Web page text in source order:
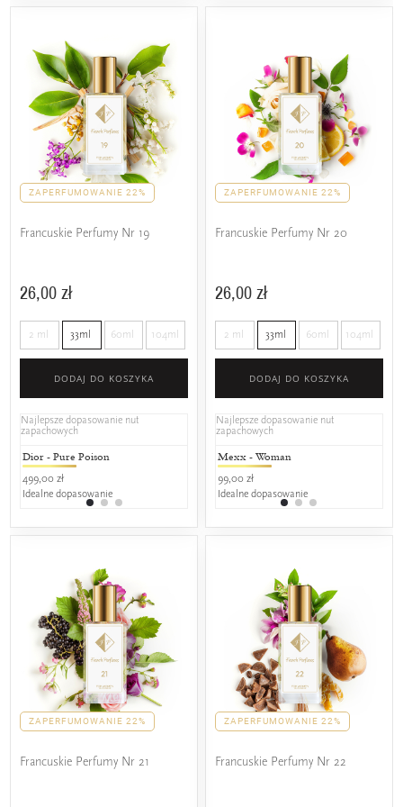
ZAPERFUMOWANIE 22%
Francuskie Perfumy Nr 19
26,00 zł
2 ml 33ml 60ml 104ml
DODAJ DO KOSZYKA
Najlepsze dopasowanie nut
zapachowych
Dior - Pure Poison
499,00 zł
Idealne dopasowanie
Jean Paul Gaultier - Classique
349,00 zł
25% wspólnych nut zapachowych
ZAPERFUMOWANIE 22%
Francuskie Perfumy Nr 20
26,00 zł
2 ml 33ml 60ml 104ml
DODAJ DO KOSZYKA
Najlepsze dopasowanie nut
zapachowych
Mexx - Woman
99,00 zł
Idealne dopasowanie
ZAPERFUMOWANIE 22%
Francuskie Perfumy Nr 21
ZAPERFUMOWANIE 22%
Francuskie Perfumy Nr 22